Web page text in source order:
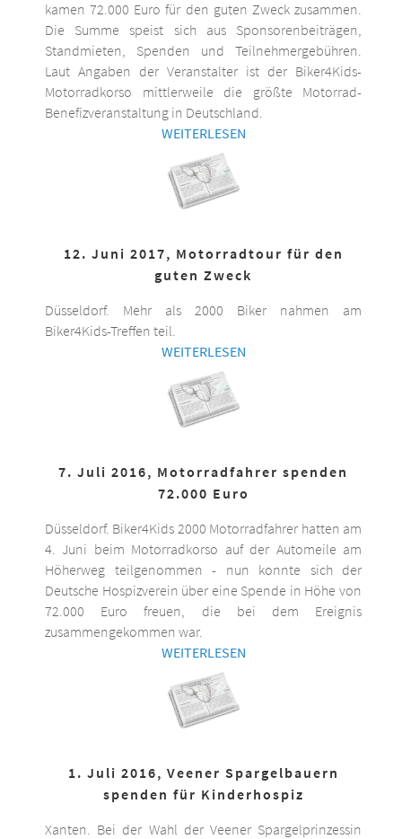
kamen 72.000 Euro für den guten Zweck zusammen.
Die Summe speist sich aus Sponsorenbeiträgen,
Standmieten, Spenden und Teilnehmergebühren.
Laut Angaben der Veranstalter ist der Biker4Kids-
Motorradkorso mittlerweile die größte Motorrad-
Benefizveranstaltung in Deutschland.
WEITERLESEN
12. Juni 2017, Motorradtour für den
guten Zweck
Düsseldorf. Mehr als 2000 Biker nahmen am
Biker4Kids-Treffen teil.
WEITERLESEN
7. Juli 2016, Motorradfahrer spenden
72.000 Euro
Düsseldorf. Biker4Kids 2000 Motorradfahrer hatten am
4. Juni beim Motorradkorso auf der Automeile am
Höherweg teilgenommen - nun konnte sich der
Deutsche Hospizverein über eine Spende in Höhe von
72.000 Euro freuen, die bei dem Ereignis
zusammengekommen war.
WEITERLESEN
1. Juli 2016, Veener Spargelbauern
spenden für Kinderhospiz
Xanten. Bei der Wahl der Veener Spargelprinzessin